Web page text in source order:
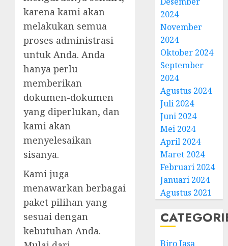
karena kami akan
melakukan semua
proses administrasi
untuk Anda. Anda
hanya perlu
memberikan
dokumen-dokumen
yang diperlukan, dan
kami akan
menyelesaikan
sisanya.
Kami juga
menawarkan berbagai
paket pilihan yang
sesuai dengan
kebutuhan Anda.
2024
November
2024
Oktober 2024
September
2024
Agustus 2024
Juli 2024
Juni 2024
Mei 2024
April 2024
Maret 2024
Februari 2024
Januari 2024
Agustus 2021
Biro Jasa